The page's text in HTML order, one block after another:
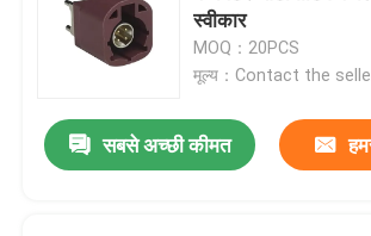
बीएमडब्ल्यू एचएसडी केबल
पनरोक एचडीएमआई केबल
स्वीकार
MOQ：20PCS
मूल्य：Contact the
सबसे अच्छी कीमत